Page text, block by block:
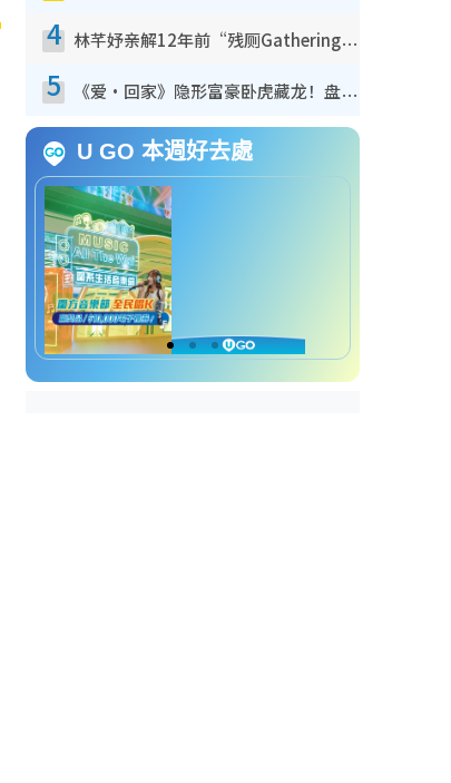
4 林芊妤亲解12年前“残厕Gathering”真相！高层解约一句话重创尊严，至今拒返TVB
5 《爱·回家》隐形富豪卧虎藏龙！盘点12位财气逼人的有钱艺人：这位美女3亿身家不愁做
U GO 本週好去處